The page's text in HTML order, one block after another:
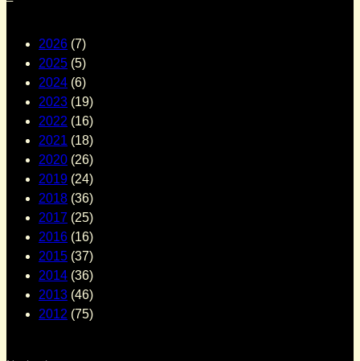
2026 (7)
2025 (5)
2024 (6)
2023 (19)
2022 (16)
2021 (18)
2020 (26)
2019 (24)
2018 (36)
2017 (25)
2016 (16)
2015 (37)
2014 (36)
2013 (46)
2012 (75)